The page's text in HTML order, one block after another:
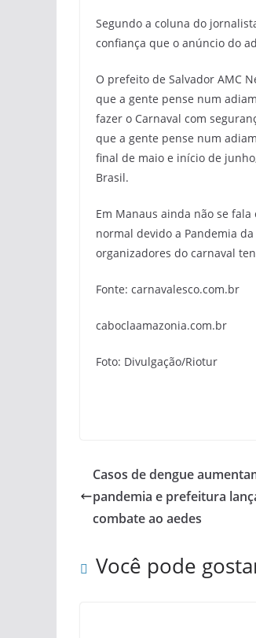
Segundo a coluna do
confiança que o anúncio do
O prefeito de Salvador AMC
que a gente pense num
fazer o Carnaval com
que a gente pense num
final de maio e início de
Brasil.
Em Manaus ainda não se
normal devido a Pandemia
organizadores do carnaval
Fonte: carnavalesco.com.br
caboclaamazonia.com.br
Foto: Divulgação/Riotur
Casos de dengue
pandemia e prefeitura
combate ao aedes
Você pode